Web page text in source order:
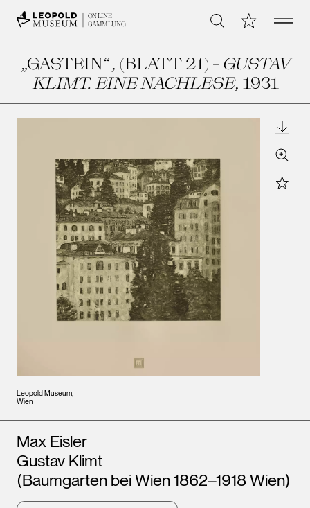
ONLINE
SAMMLUNG
Suche Meine Open
„GASTEIN“, (BLATT 21) - GUSTAV
KLIMT. EINE NACHLESE, 1931
Leopold Museum,
Wien
Zoom
Star
Künstler*innen
Max Eisler
Gustav Klimt
(Baumgarten bei Wien 1862–1918 Wien)